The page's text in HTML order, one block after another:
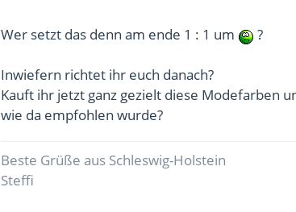
Wer setzt das denn am ende 1 : 1 um ?
Inwiefern richtet ihr euch danach?
Kauft ihr jetzt ganz gezielt diese Modefarben
wie da empfohlen wurde?
Beste Grüße aus Schleswig-Holstein
Steffi